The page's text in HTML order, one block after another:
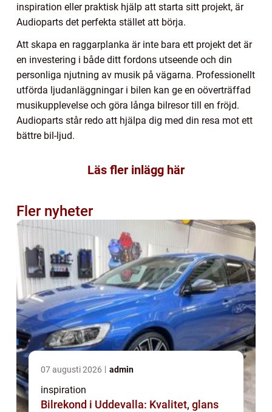
inspiration eller praktisk hjälp att starta sitt projekt, är
Audioparts det perfekta stället att börja.
Att skapa en raggarplanka är inte bara ett projekt det är
en investering i både ditt fordons utseende och din
personliga njutning av musik på vägarna. Professionellt
utförda ljudanläggningar i bilen kan ge en oöverträffad
musikupplevelse och göra långa bilresor till en fröjd.
Audioparts står redo att hjälpa dig med din resa mot ett
bättre bil-ljud.
Läs fler inlägg här
Fler nyheter
07 augusti 2026 admin
inspiration
Bilrekond i Uddevalla: Kvalitet, glans